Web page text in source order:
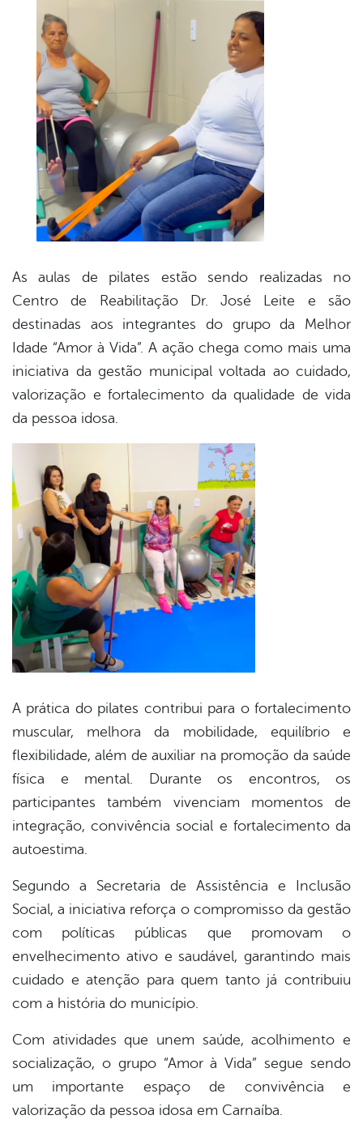
As aulas de pilates estão sendo realizadas no
Centro de Reabilitação Dr. José Leite e são
destinadas aos integrantes do grupo da Melhor
Idade “Amor à Vida”. A ação chega como mais uma
iniciativa da gestão municipal voltada ao cuidado,
valorização e fortalecimento da qualidade de vida
da pessoa idosa.
A prática do pilates contribui para o fortalecimento
muscular, melhora da mobilidade, equilíbrio e
flexibilidade, além de auxiliar na promoção da saúde
física e mental. Durante os encontros, os
participantes também vivenciam momentos de
integração, convivência social e fortalecimento da
autoestima.
Segundo a Secretaria de Assistência e Inclusão
Social, a iniciativa reforça o compromisso da gestão
com políticas públicas que promovam o
envelhecimento ativo e saudável, garantindo mais
cuidado e atenção para quem tanto já contribuiu
com a história do município.
Com atividades que unem saúde, acolhimento e
socialização, o grupo “Amor à Vida” segue sendo
um importante espaço de convivência e
valorização da pessoa idosa em Carnaíba.